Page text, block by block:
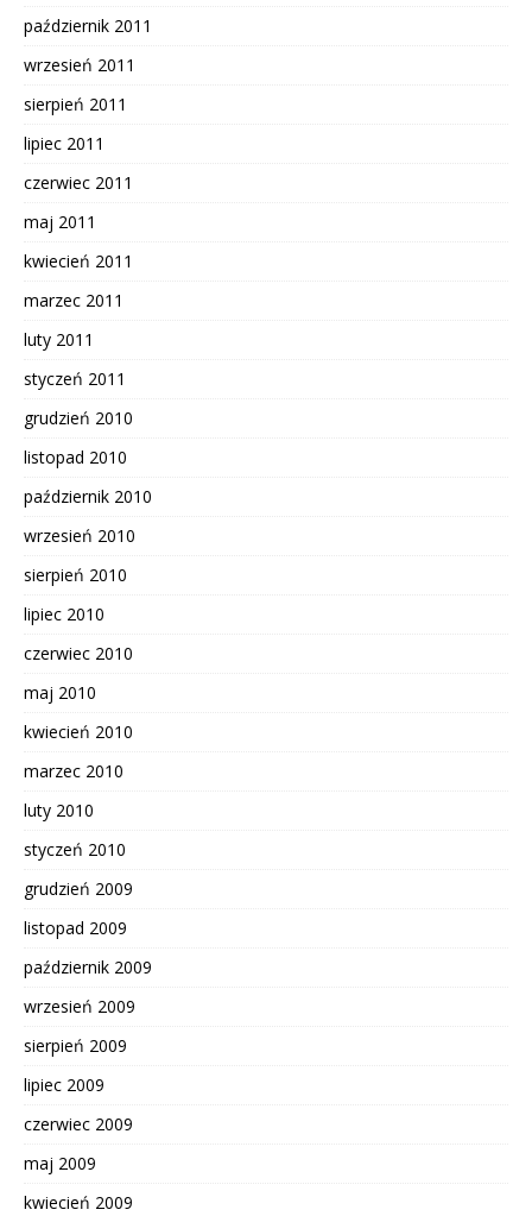
październik 2011
wrzesień 2011
sierpień 2011
lipiec 2011
czerwiec 2011
maj 2011
kwiecień 2011
marzec 2011
luty 2011
styczeń 2011
grudzień 2010
listopad 2010
październik 2010
wrzesień 2010
sierpień 2010
lipiec 2010
czerwiec 2010
maj 2010
kwiecień 2010
marzec 2010
luty 2010
styczeń 2010
grudzień 2009
listopad 2009
październik 2009
wrzesień 2009
sierpień 2009
lipiec 2009
czerwiec 2009
maj 2009
kwiecień 2009